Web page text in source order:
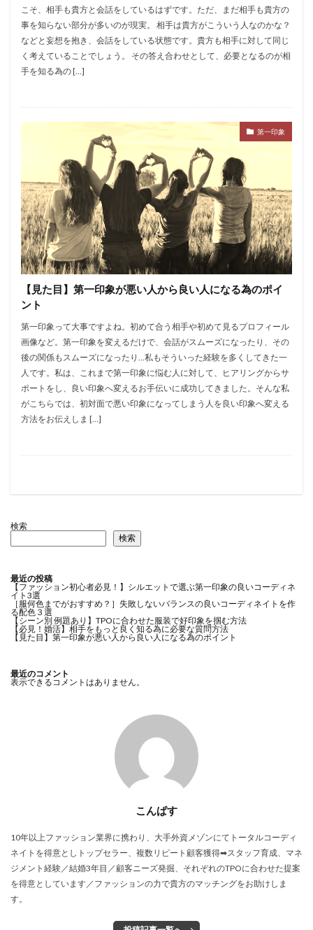
こそ、相手も貴方と会話をしているはずです。ただ、まだ相手も貴方の
事を知らない部分が多いのが現実。 相手は貴方がこういう人なのかな？
などと妄想を抱き、会話をしている状態です。貴方も相手に対して同じ
く考えていることでしょう。 その答え合わせとして、必要となるのが相
手を知る為の […]
第一印象
【見た目】第一印象が悪い人から良い人になる為のポイ
ント
第一印象って大事ですよね。初めて合う相手や初めて見るプロフィール
画像など。第一印象を変えるだけで、会話がスムーズになったり、その
後の関係もスムーズになったり…私もそういった経験を多くしてきた一
人です。私は、これまで第一印象に悩む人に対して、ヒアリングからサ
ポートをし、良い印象へ変えるお手伝いに成功してきました。そんな私
がこちらでは、初対面で悪い印象になってしまう人を良い印象へ変える
方法をお伝えしま […]
検索
検索
最近の投稿
【ファッション初心者必見！】シルエットで選ぶ第一印象の良いコーディネ
イト3選
［服何色までがおすすめ？］失敗しないバランスの良いコーディネイトを作
る配色３選
【シーン別 例題あり】TPOに合わせた服装で好印象を掴む方法
【必見！婚活】相手をもっと良く知る為に必要な質問方法
【見た目】第一印象が悪い人から良い人になる為のポイント
最近のコメント
表示できるコメントはありません。
こんぱす
10年以上ファッション業界に携わり、大手外資メゾンにてトータルコーディ
ネイトを得意としトップセラー、複数リピート顧客獲得➡スタッフ育成、マネ
ジメント経験／結婚3年目／顧客ニーズ発掘、それぞれのTPOに合わせた提案
を得意としています／ファッションの力で貴方のマッチングをお助けしま
す。